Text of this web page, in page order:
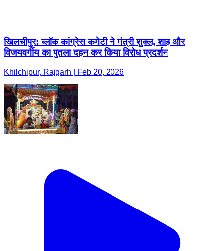
खिलचीपुर: ब्लॉक कांग्रेस कमेटी ने मंत्री शुक्ल, शाह और
विजयवर्गीय का पुतला दहन कर किया विरोध प्रदर्शन
Khilchipur, Rajgarh | Feb 20, 2026